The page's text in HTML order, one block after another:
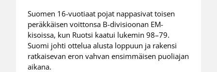
Suomen 16-vuotiaat pojat nappasivat toisen
peräkkäisen voittonsa B-divisioonan EM-
kisoissa, kun Ruotsi kaatui lukemin 98–79.
Suomi johti ottelua alusta loppuun ja rakensi
ratkaisevan eron vahvan ensimmäisen puoliajan
aikana.